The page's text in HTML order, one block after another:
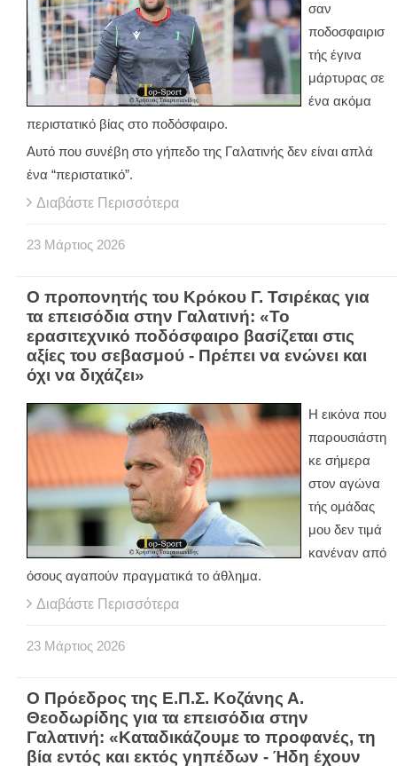
σαν
ποδοσφαιρισ
τής έγινα
μάρτυρας σε
ένα ακόμα
περιστατικό βίας στο ποδόσφαιρο.
Αυτό που συνέβη στο γήπεδο της Γαλατινής δεν είναι απλά
ένα “περιστατικό”.
Διαβάστε Περισσότερα
23 Μάρτιος 2026
Ο προπονητής του Κρόκου Γ. Τσιρέκας για
τα επεισόδια στην Γαλατινή: «Το
ερασιτεχνικό ποδόσφαιρο βασίζεται στις
αξίες του σεβασμού - Πρέπει να ενώνει και
όχι να διχάζει»
Η εικόνα που
παρουσιάστη
κε σήμερα
στον αγώνα
τής ομάδας
μου δεν τιμά
κανέναν από
όσους αγαπούν πραγματικά το άθλημα.
Διαβάστε Περισσότερα
23 Μάρτιος 2026
Ο Πρόεδρος της Ε.Π.Σ. Κοζάνης Α.
Θεοδωρίδης για τα επεισόδια στην
Γαλατινή: «Καταδικάζουμε το προφανές, τη
βία εντός και εκτός γηπέδων - Ήδη έχουν